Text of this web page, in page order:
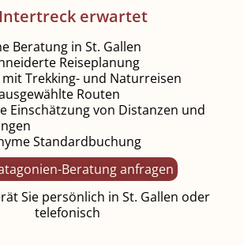
Intertreck erwartet
Beratung in St. Gallen
Reiseplanung
Trekking- und Naturreisen
Routen
Einschätzung von Distanzen und
Standardbuchung
Beratung anfragen
Sie persönlich in St. Gallen oder
telefonisch